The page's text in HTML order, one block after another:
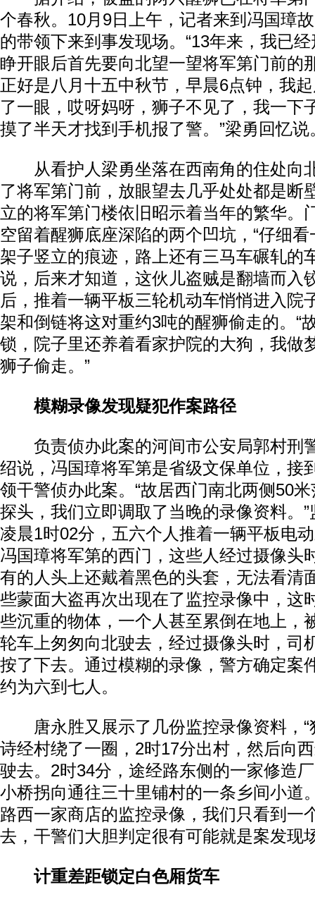
个春秋。10月9日上午，记者来到冯国璋
的带领下来到事发现场。“13年来，我已
睁开眼后首先要向北望一望将军第门前的
正好是八月十五中秋节，早晨6点钟，我
了一眼，哎呀妈呀，狮子不见了，我一下
摸了半天才找到手机报了警。”梁勇回忆说
从看护人梁勇坐落在西南角的住处向
了将军第门前，放眼望去几乎处处都是断
立的将军第门楼依旧昭示着当年的繁华。
空留着醒狮底座深陷的两个凹坑，“仔细
架子竖立的痕迹，路上还有三马车碾轧的
说，后来才知道，这伙儿盗贼是翻墙而入
后，推着一辆平板三轮机动车悄悄进入院
架和倒链将这对重约3吨的醒狮偷走的。“
锁，院子里还养着看家护院的大狗，我做
狮子偷走。”
模糊录像发现疑犯作案路径
负责侦办此案的河间市公安局郭村刑
绍说，冯国璋将军第是省级文保单位，接
领干警侦办此案。“故居西门南北两侧50
探头，我们立即调取了当晚的录像资料。
凌晨1时02分，五六个人推着一辆平板电
冯国璋将军第的西门，这些人经过摄像头
有的人头上还戴着黑色的头套，无法看清
些蒙面大盗再次出现在了监控录像中，这
些沉重的物体，一个人甚至累倒在地上，
轮车上匆匆向北驶去，经过摄像头时，司
按了下去。通过模糊的录像，警方确定案
约为六到七人。
唐永胜又展示了几份监控录像资料，“
诗经村绕了一圈，2时17分出村，然后向
驶去。2时34分，途经路东侧的一家修造
小桥拐向通往三十里铺村的一条乡间小道
路西一家商店的监控录像，我们只看到一
去，干警们大胆判定很有可能就是案发现
计重差距锁定白色厢货车